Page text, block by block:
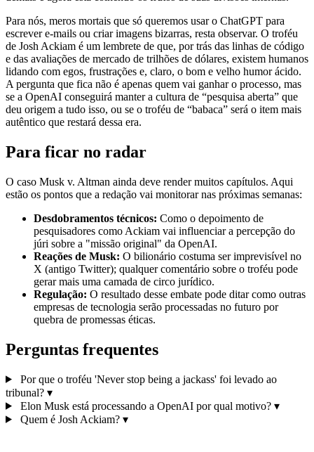
Para nós, meros mortais que só queremos usar o ChatGPT para
escrever e-mails ou criar imagens bizarras, resta observar. O troféu
de Josh Ackiam é um lembrete de que, por trás das linhas de código
e das avaliações de mercado de trilhões de dólares, existem humanos
lidando com egos, frustrações e, claro, o bom e velho humor ácido.
A pergunta que fica não é apenas quem vai ganhar o processo, mas
se a OpenAI conseguirá manter a cultura de “pesquisa aberta” que
deu origem a tudo isso, ou se o troféu de “babaca” será o item mais
autêntico que restará dessa era.
Para ficar no radar
O caso Musk v. Altman ainda deve render muitos capítulos. Aqui
estão os pontos que a redação vai monitorar nas próximas semanas:
Desdobramentos técnicos: Como o depoimento de
pesquisadores como Ackiam vai influenciar a percepção do
júri sobre a "missão original" da OpenAI.
Reações de Musk: O bilionário costuma ser imprevisível no
X (antigo Twitter); qualquer comentário sobre o troféu pode
gerar mais uma camada de circo jurídico.
Regulação: O resultado desse embate pode ditar como outras
empresas de tecnologia serão processadas no futuro por
quebra de promessas éticas.
Perguntas frequentes
Por que o troféu 'Never stop being a jackass' foi levado ao
tribunal? ▾
Elon Musk está processando a OpenAI por qual motivo? ▾
Quem é Josh Ackiam? ▾